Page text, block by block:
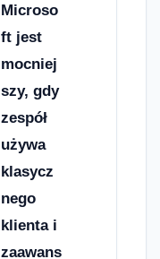
Microso
ft jest
mocniej
szy, gdy
zespół
używa
klasycz
nego
klienta i
zaawans